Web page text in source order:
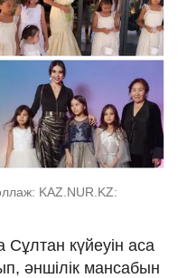
KAZ.NUR.KZ:
күйеуін аса
әншілік мансабын